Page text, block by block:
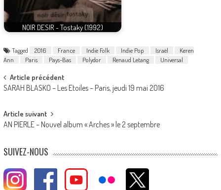
NOIR DESIR - Tostaky (1992)
Tagged 2016 France Indie Folk Indie Pop Israël
Keren
Ann
Paris Pays-Bas Polydor Renaud Letang Universal
Post
navigation
Article précédent
SARAH BLASKO – Les Etoiles – Paris, jeudi 19 mai 2016
Article suivant
AN PIERLE – Nouvel album « Arches » le 2 septembre
SUIVEZ-NOUS